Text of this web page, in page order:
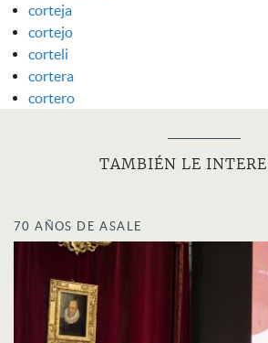
corteja
cortejo
corteli
cortera
cortero
TAMBIÉN LE
70 AÑOS DE ASALE